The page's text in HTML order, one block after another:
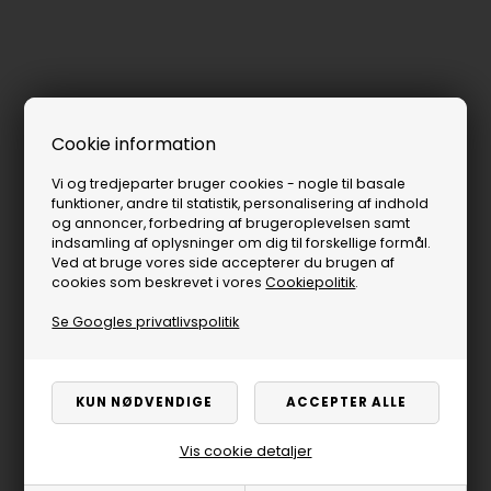
Cookie information
Vi og tredjeparter bruger cookies - nogle til basale
funktioner, andre til statistik, personalisering af indhold
og annoncer, forbedring af brugeroplevelsen samt
indsamling af oplysninger om dig til forskellige formål.
Ved at bruge vores side accepterer du brugen af
cookies som beskrevet i voresCookiepolitik.
Se Googles privatlivspolitik
Vis cookie detaljer